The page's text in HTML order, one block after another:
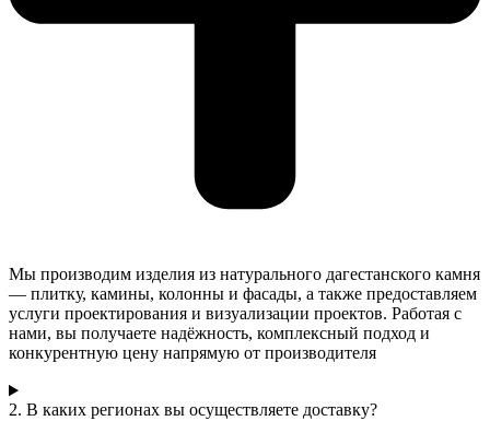
Мы производим изделия из натурального дагестанского камня
— плитку, камины, колонны и фасады, а также предоставляем
услуги проектирования и визуализации проектов. Работая с
нами, вы получаете надёжность, комплексный подход и
конкурентную цену напрямую от производителя
2. В каких регионах вы осуществляете доставку?